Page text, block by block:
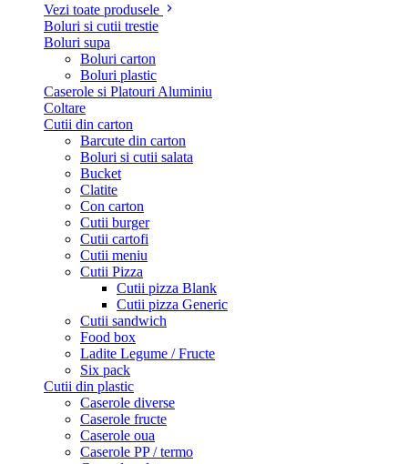
Vezi toate produsele
Boluri si cutii trestie
Boluri supa
Boluri carton
Boluri plastic
Caserole si Platouri Aluminiu
Coltare
Cutii din carton
Barcute din carton
Boluri si cutii salata
Bucket
Clatite
Con carton
Cutii burger
Cutii cartofi
Cutii meniu
Cutii Pizza
Cutii pizza Blank
Cutii pizza Generic
Cutii sandwich
Food box
Ladite Legume / Fructe
Six pack
Cutii din plastic
Caserole diverse
Caserole fructe
Caserole oua
Caserole PP / termo